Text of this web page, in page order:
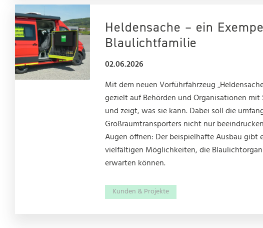
Heldensache – ein
Blaulichtfamilie
02.06.2026
Mit dem neuen Vorführfahrzeug
gezielt auf Behörden und Organisationen
und zeigt, was sie kann. Dabei soll die
Großraumtransporters nicht nur
Augen öffnen: Der beispielhafte Ausbau gibt
vielfältigen Möglichkeiten, die
erwarten können.
Kunden & Projekte